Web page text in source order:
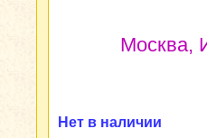
Москва,
Нет в наличии